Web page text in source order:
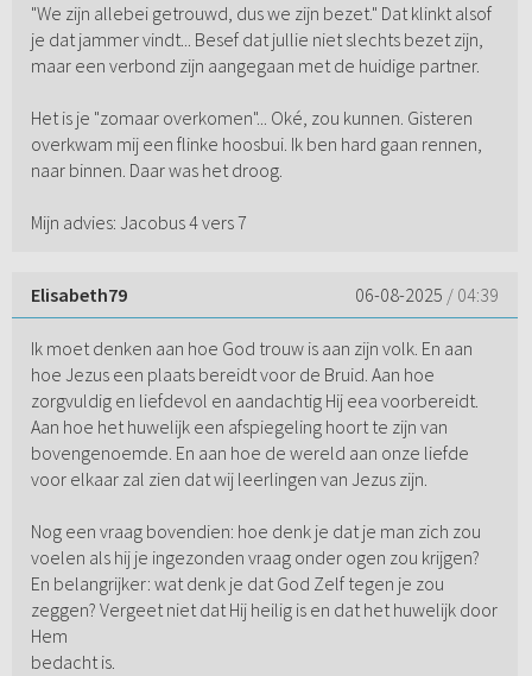
"We zijn allebei getrouwd, dus we zijn bezet." Dat klinkt alsof
je dat jammer vindt... Besef dat jullie niet slechts bezet zijn,
maar een verbond zijn aangegaan met de huidige partner.
Het is je "zomaar overkomen"... Oké, zou kunnen. Gisteren
overkwam mij een flinke hoosbui. Ik ben hard gaan rennen,
naar binnen. Daar was het droog.
Mijn advies: Jacobus 4 vers 7
Elisabeth79 06-08-2025 / 04:39
Ik moet denken aan hoe God trouw is aan zijn volk. En aan
hoe Jezus een plaats bereidt voor de Bruid. Aan hoe
zorgvuldig en liefdevol en aandachtig Hij eea voorbereidt.
Aan hoe het huwelijk een afspiegeling hoort te zijn van
bovengenoemde. En aan hoe de wereld aan onze liefde
voor elkaar zal zien dat wij leerlingen van Jezus zijn.
Nog een vraag bovendien: hoe denk je dat je man zich zou
voelen als hij je ingezonden vraag onder ogen zou krijgen?
En belangrijker: wat denk je dat God Zelf tegen je zou
zeggen? Vergeet niet dat Hij heilig is en dat het huwelijk door
Hem
bedacht is.